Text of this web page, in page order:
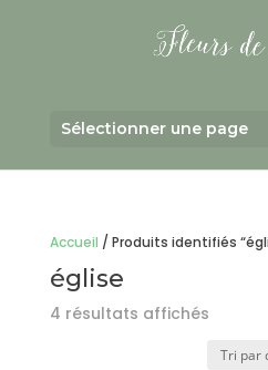
Sélectionner une page
Accueil / Produits identifiés
église
4 résultats affichés